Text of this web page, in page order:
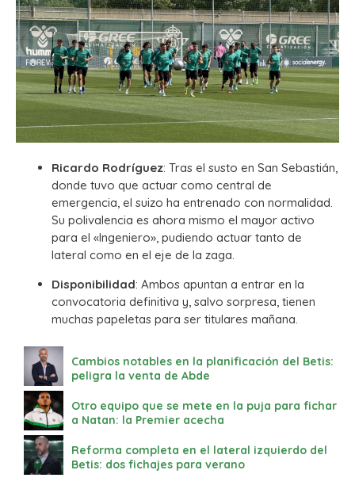
Ricardo Rodríguez: Tras el susto en San Sebastián,
donde tuvo que actuar como central de
emergencia, el suizo ha entrenado con normalidad.
Su polivalencia es ahora mismo el mayor activo
para el «Ingeniero», pudiendo actuar tanto de
lateral como en el eje de la zaga.
Disponibilidad: Ambos apuntan a entrar en la
convocatoria definitiva y, salvo sorpresa, tienen
muchas papeletas para ser titulares mañana.
Cambios notables en la planificación del Betis:
peligra la venta de Abde
Otro equipo que se mete en la puja para fichar
a Natan: la Premier acecha
Reforma completa en el lateral izquierdo del
Betis: dos fichajes para verano